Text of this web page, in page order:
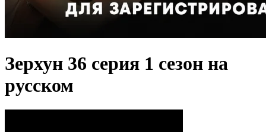
Зерхун 36 серия 1 сезон на
русском